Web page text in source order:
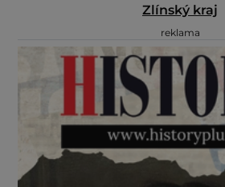
Zlínský kraj
reklama